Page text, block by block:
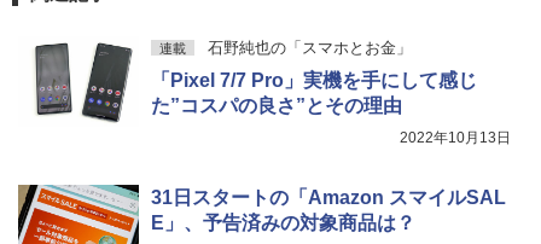
連載 石野純也の「スマホとお金」
「Pixel 7/7 Pro」実機を手にして感じ
た”コスパの良さ”とその理由
2022年10月13日
31日スタートの「Amazon スマイルSAL
E」、予告済みの対象商品は？